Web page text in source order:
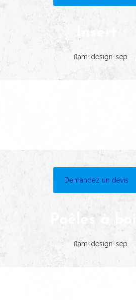
Insert
Demandez un devis
Poêles à bois